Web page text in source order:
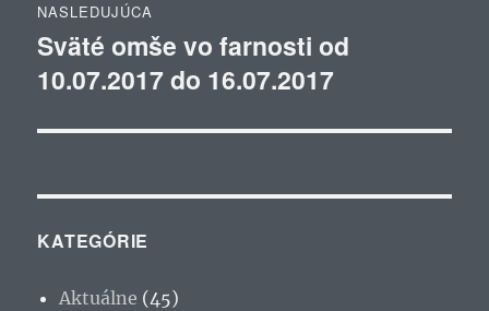
NASLEDUJÚCA
Ďalší
článok:
Sväté omše vo farnosti od
10.07.2017 do 16.07.2017
KATEGÓRIE
Aktuálne (45)